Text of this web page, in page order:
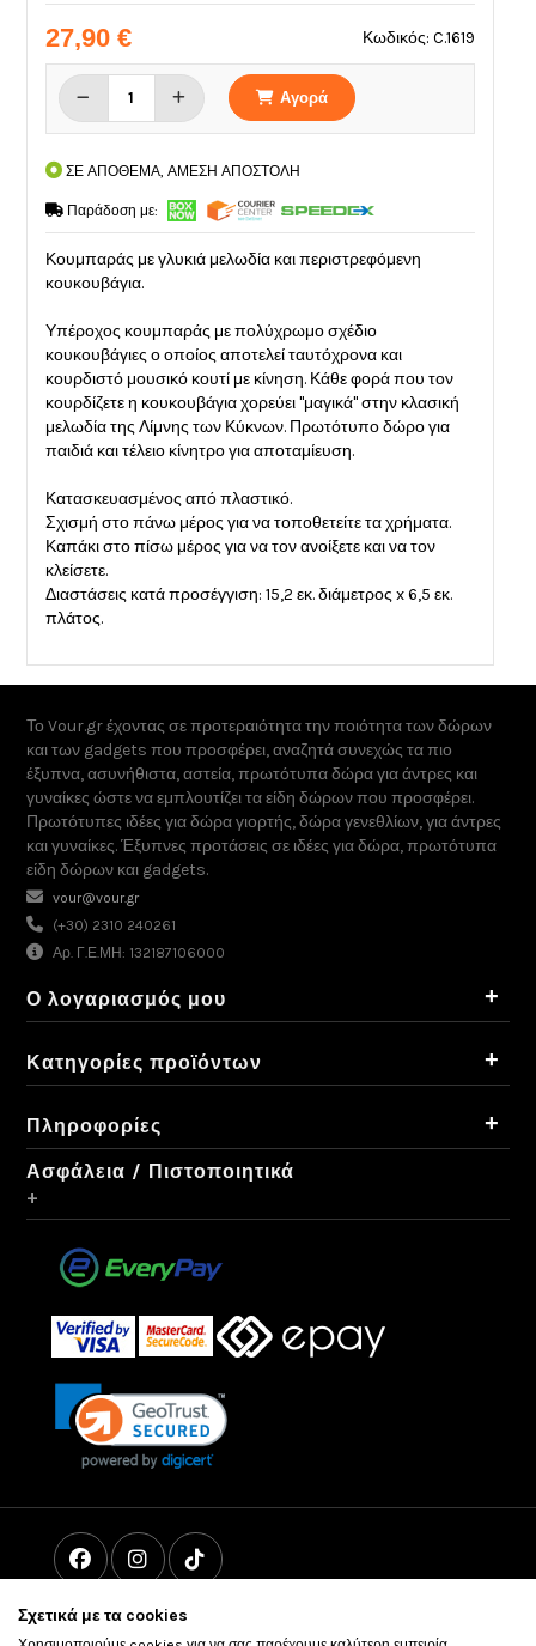
Κωδικός: C.1619
27,90 €
Αγορά
ΣΕ ΑΠΟΘΕΜΑ, ΑΜΕΣΗ ΑΠΟΣΤΟΛΗ
Παράδοση με:
Κουμπαράς με γλυκιά μελωδία και περιστρεφόμενη
κουκουβάγια.
Υπέροχος κουμπαράς με πολύχρωμο σχέδιο
κουκουβάγιες ο οποίος αποτελεί ταυτόχρονα και
κουρδιστό μουσικό κουτί με κίνηση. Κάθε φορά που τον
κουρδίζετε η κουκουβάγια χορεύει "μαγικά" στην κλασική
μελωδία της Λίμνης των Κύκνων. Πρωτότυπο δώρο για
παιδιά και τέλειο κίνητρο για αποταμίευση.
Κατασκευασμένος από πλαστικό.
Σχισμή στο πάνω μέρος για να τοποθετείτε τα χρήματα.
Καπάκι στο πίσω μέρος για να τον ανοίξετε και να τον
κλείσετε.
Διαστάσεις κατά προσέγγιση: 15,2 εκ. διάμετρος x 6,5 εκ.
πλάτος.
Το Vour.gr έχοντας σε προτεραιότητα την ποιότητα των δώρων
και των gadgets που προσφέρει, αναζητά συνεχώς τα πιο
έξυπνα, ασυνήθιστα, αστεία, πρωτότυπα δώρα για άντρες και
γυναίκες ώστε να εμπλουτίζει τα είδη δώρων που προσφέρει.
Πρωτότυπες ιδέες για δώρα γιορτής, δώρα γενεθλίων, για άντρες
και γυναίκες. Έξυπνες προτάσεις σε ιδέες για δώρα, πρωτότυπα
είδη δώρων και gadgets.
vour@vour.gr
(+30) 2310 240261
Αρ. Γ.Ε.ΜΗ: 132187106000
Ο λογαριασμός μου +
Κατηγορίες προϊόντων +
Πληροφορίες +
Ασφάλεια / Πιστοποιητικά
+
Σχετικά με τα cookies